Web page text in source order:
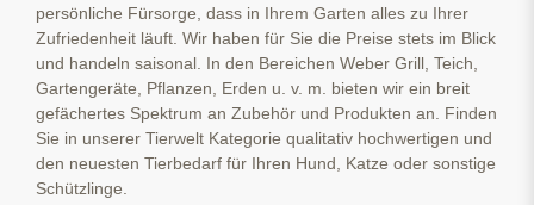
persönliche Fürsorge, dass in Ihrem Garten alles zu Ihrer
Zufriedenheit läuft. Wir haben für Sie die Preise stets im Blick
und handeln saisonal. In den Bereichen Weber Grill, Teich,
Gartengeräte, Pflanzen, Erden u. v. m. bieten wir ein breit
gefächertes Spektrum an Zubehör und Produkten an. Finden
Sie in unserer Tierwelt Kategorie qualitativ hochwertigen und
den neuesten Tierbedarf für Ihren Hund, Katze oder sonstige
Schützlinge.